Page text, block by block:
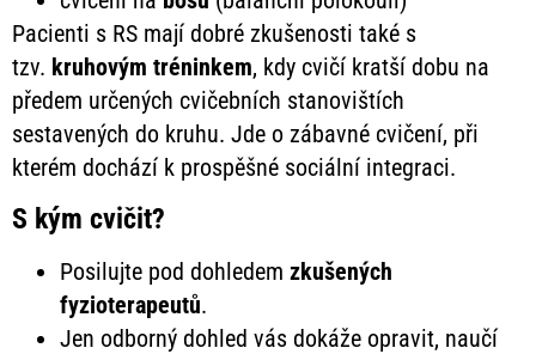
Pacienti s RS mají dobré zkušenosti také s
tzv. kruhovým tréninkem, kdy cvičí kratší dobu na
předem určených cvičebních stanovištích
sestavených do kruhu. Jde o zábavné cvičení, při
kterém dochází k prospěšné sociální integraci.
S kým cvičit?
Posilujte pod dohledem zkušených
fyzioterapeutů.
Jen odborný dohled vás dokáže opravit, naučí